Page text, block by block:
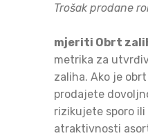
Trošak prodane
mjeriti Obrt
metrika za
zaliha. Ako je obrt
prodajete
rizikujete sporo
atraktivnosti